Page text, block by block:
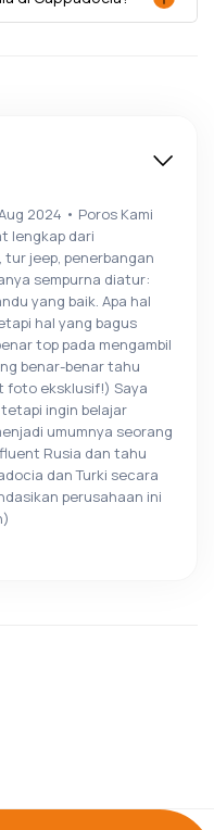
2024 • Poros Kami
lengkap dari
jeep, penerbangan
sempurna diatur:
yang baik. Apa hal
hal yang bagus
top pada mengambil
benar-benar tahu
foto eksklusif!) Saya
ingin belajar
umumnya seorang
Rusia dan tahu
dan Turki secara
perusahaan ini